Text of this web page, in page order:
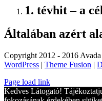
1. tévhit – a
Általában azért
Copyright 2012 - 2016
WordPress | Theme Fusion |
Toggle
Sliding
Page load link
Kedves Látogató!